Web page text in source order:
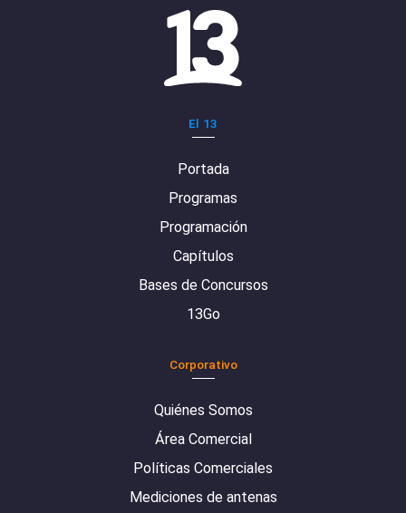
El 13
Portada
Programas
Programación
Capítulos
Bases de Concursos
13Go
Corporativo
Quiénes Somos
Área Comercial
Políticas Comerciales
Mediciones de antenas